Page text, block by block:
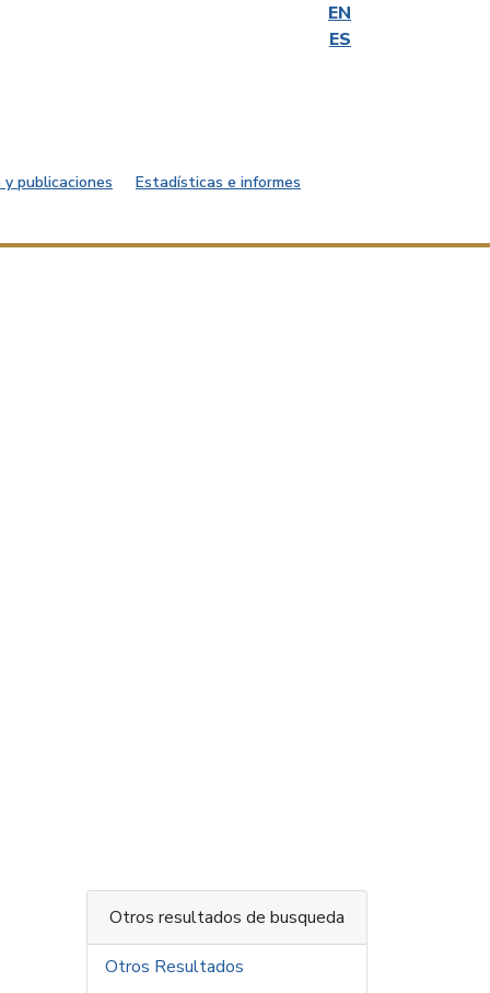
EN
ES
publicaciones Estadísticas e informes
Otros resultados de busqueda
Otros Resultados